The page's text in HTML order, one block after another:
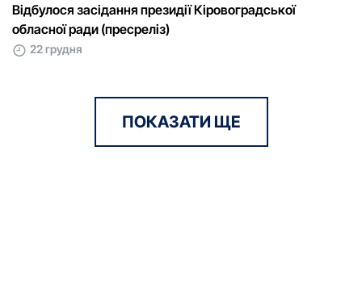
Відбулося засідання президії Кіровоградської
обласної ради (пресреліз)
22 грудня
ПОКАЗАТИ ЩЕ